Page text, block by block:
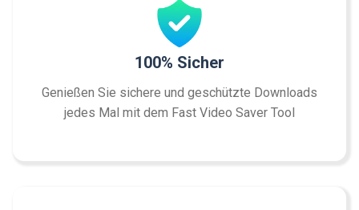
100% Sicher
Genießen Sie sichere und geschützte Downloads
jedes Mal mit dem Fast Video Saver Tool